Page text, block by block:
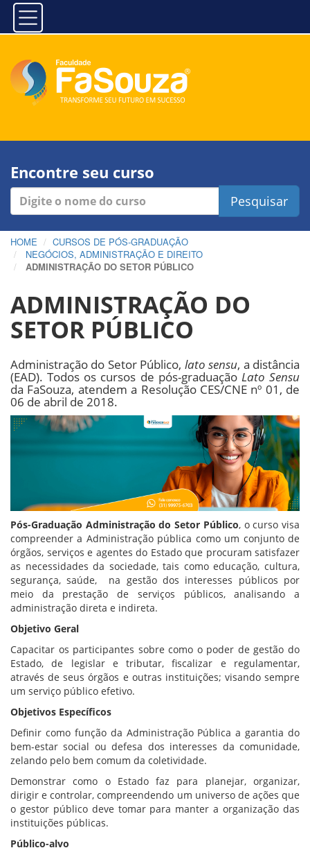
Encontre seu curso
Pesquisar
HOME
CURSOS DE PÓS-GRADUAÇÃO
NEGÓCIOS, ADMINISTRAÇÃO E DIREITO
ADMINISTRAÇÃO DO SETOR PÚBLICO
ADMINISTRAÇÃO DO
SETOR PÚBLICO
Administração do Setor Público, lato sensu, a distância
(EAD). Todos os cursos de pós-graduação Lato Sensu
da FaSouza, atendem a Resolução CES/CNE nº 01, de
06 de abril de 2018.
Pós-Graduação Administração do Setor Público, o curso visa
compreender a Administração pública como um conjunto de
órgãos, serviços e agentes do Estado que procuram satisfazer
as necessidades da sociedade, tais como educação, cultura,
segurança, saúde, na gestão dos interesses públicos por
meio da prestação de serviços públicos, analisando a
administração direta e indireta.
Objetivo Geral
Capacitar os participantes sobre como o poder de gestão do
Estado, de legislar e tributar, fiscalizar e regulamentar,
através de seus órgãos e outras instituições; visando sempre
um serviço público efetivo.
Objetivos Específicos
Definir como função da Administração Pública a garantia do
bem-estar social ou defesa dos interesses da comunidade,
zelando pelo bem comum da coletividade.
Demonstrar como o Estado faz para planejar, organizar,
dirigir e controlar, compreendendo um universo de ações que
o gestor público deve tomar para manter a organização das
instituições públicas.
Público-alvo